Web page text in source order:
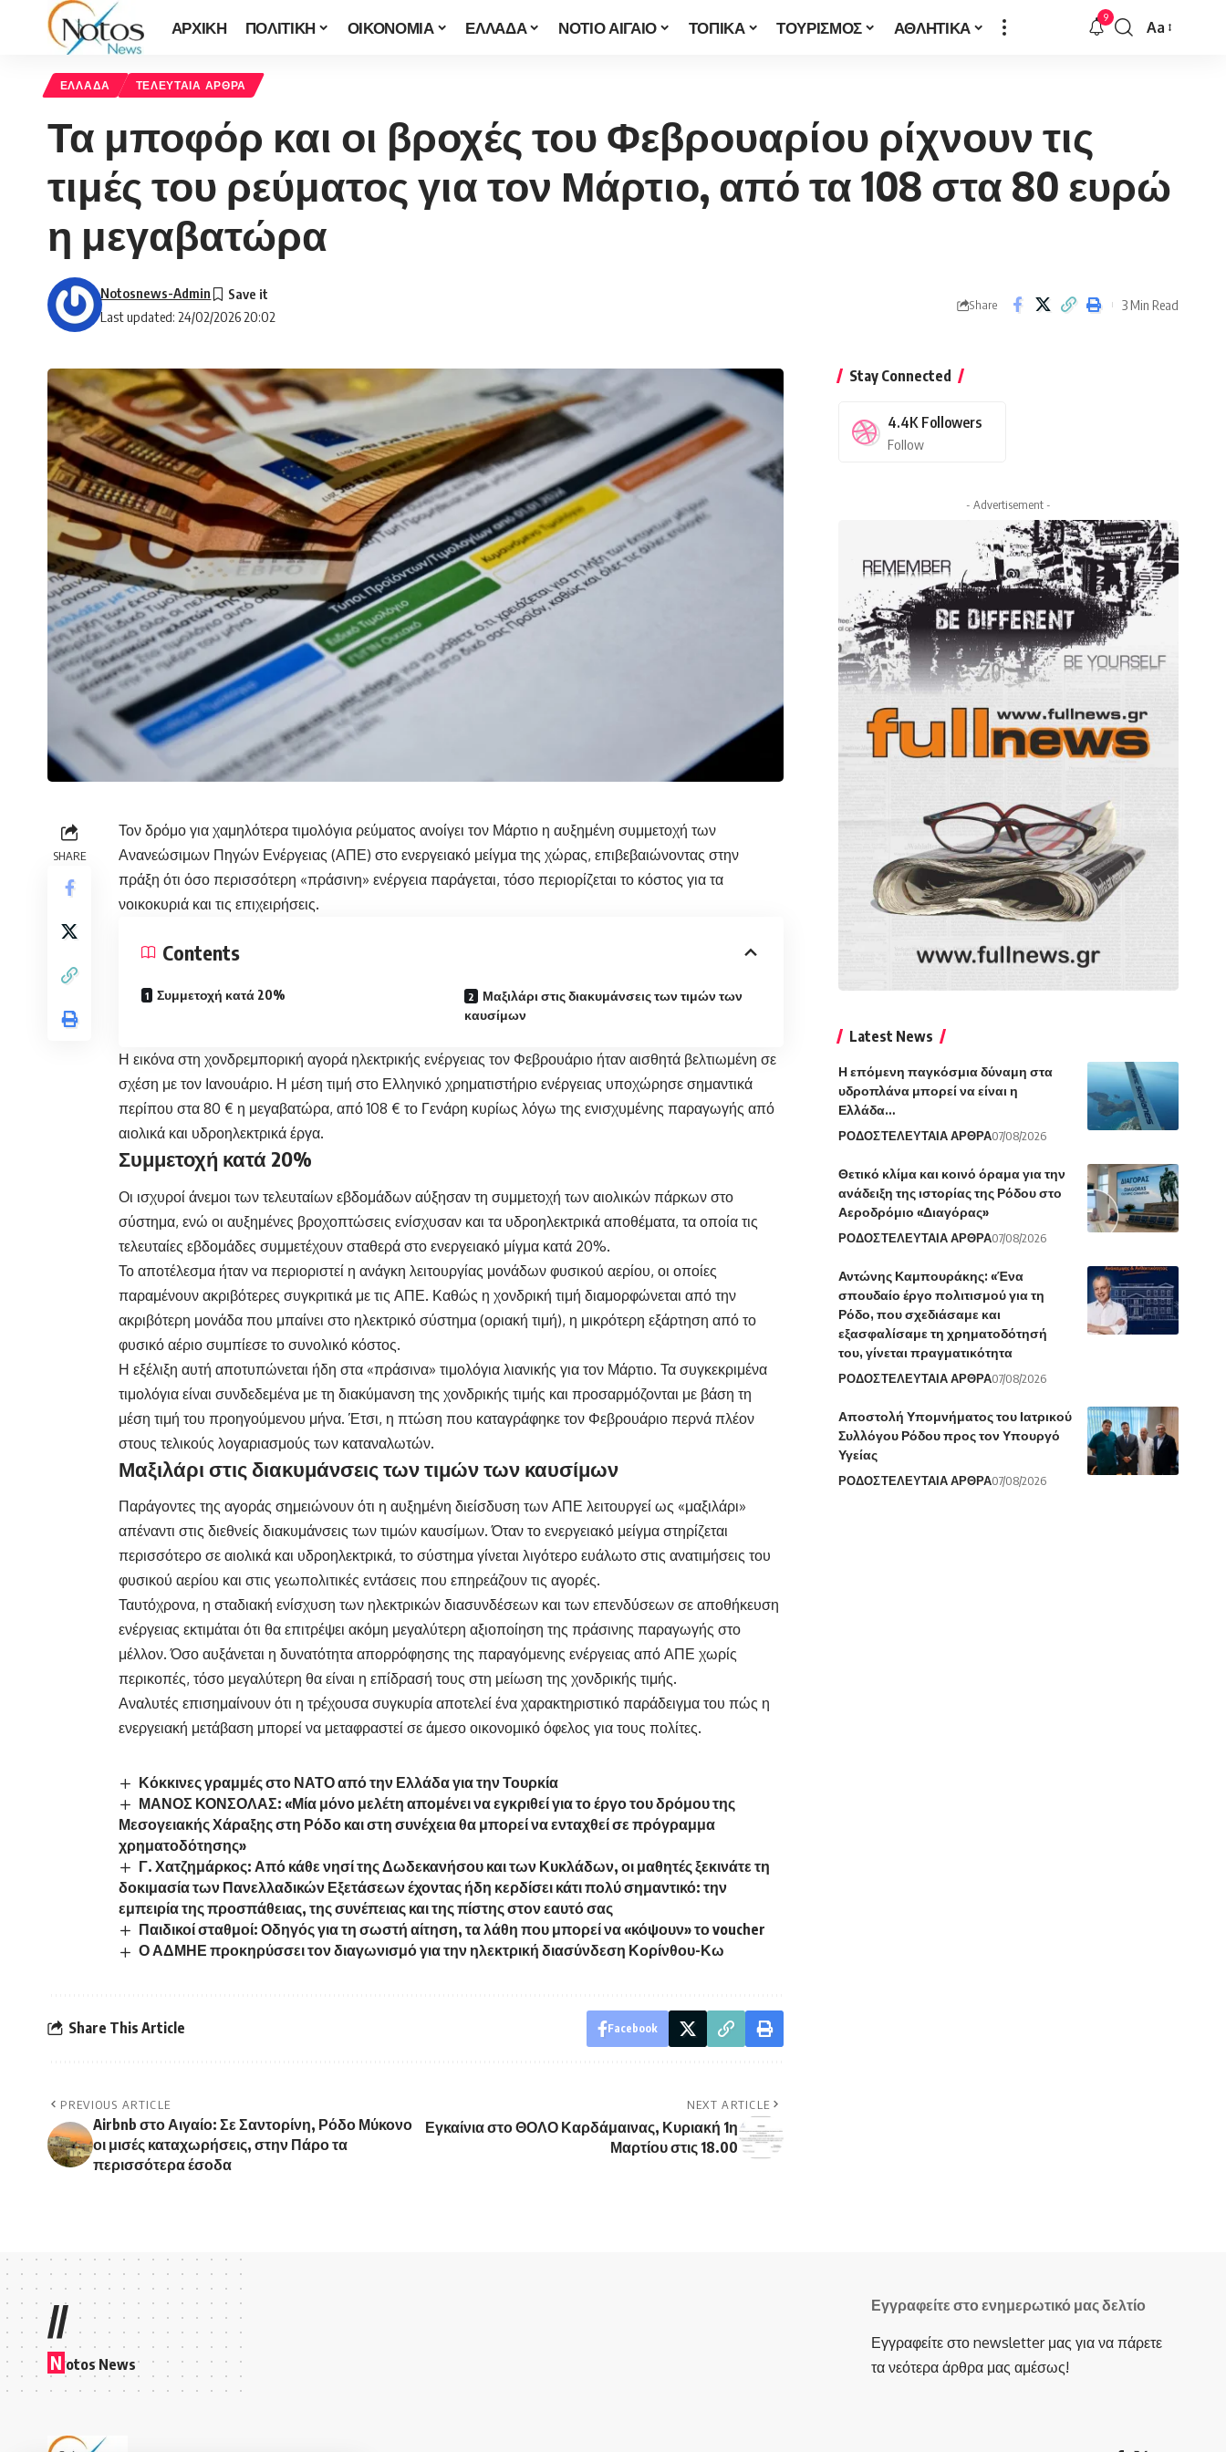
ΑΡΧΙΚΗ ΠΟΛΙΤΙΚΗ ΟΙΚΟΝΟΜΙΑ ΕΛΛΑΔΑ ΝΟΤΙΟ ΑΙΓΑΙΟ ΤΟΠΙΚΑ ΤΟΥΡΙΣΜΟΣ ΑΘΛΗΤΙΚΑ 9
Font
Aa
ΕΛΛΑΔΑ ΤΕΛΕΥΤΑΙΑ ΑΡΘΡΑ
Τα μποφόρ και οι βροχές του Φεβρουαρίου ρίχνουν τις
τιμές του ρεύματος για τον Μάρτιο, από τα 108 στα 80 ευρώ
η μεγαβατώρα
Last updated: 24/02/2026 20:02
Notosnews-Admin
Share 3 Min Read
SHARE
Τον δρόμο για χαμηλότερα τιμολόγια ρεύματος ανοίγει τον Μάρτιο η αυξημένη συμμετοχή των
Ανανεώσιμων Πηγών Ενέργειας (ΑΠΕ) στο ενεργειακό μείγμα της χώρας, επιβεβαιώνοντας στην
πράξη ότι όσο περισσότερη «πράσινη» ενέργεια παράγεται, τόσο περιορίζεται το κόστος για τα
νοικοκυριά και τις επιχειρήσεις.
Contents
Συμμετοχή κατά 20%
Μαξιλάρι στις διακυμάνσεις των τιμών των
καυσίμων
Η εικόνα στη χονδρεμπορική αγορά ηλεκτρικής ενέργειας τον Φεβρουάριο ήταν αισθητά βελτιωμένη σε
σχέση με τον Ιανουάριο. Η μέση τιμή στο Ελληνικό χρηματιστήριο ενέργειας υποχώρησε σημαντικά
περίπου στα 80 € η μεγαβατώρα, από 108 € το Γενάρη κυρίως λόγω της ενισχυμένης παραγωγής από
αιολικά και υδροηλεκτρικά έργα.
Συμμετοχή κατά 20%
Οι ισχυροί άνεμοι των τελευταίων εβδομάδων αύξησαν τη συμμετοχή των αιολικών πάρκων στο
σύστημα, ενώ οι αυξημένες βροχοπτώσεις ενίσχυσαν και τα υδροηλεκτρικά αποθέματα, τα οποία τις
τελευταίες εβδομάδες συμμετέχουν σταθερά στο ενεργειακό μίγμα κατά 20%.
Το αποτέλεσμα ήταν να περιοριστεί η ανάγκη λειτουργίας μονάδων φυσικού αερίου, οι οποίες
παραμένουν ακριβότερες συγκριτικά με τις ΑΠΕ. Καθώς η χονδρική τιμή διαμορφώνεται από την
ακριβότερη μονάδα που μπαίνει στο ηλεκτρικό σύστημα (οριακή τιμή), η μικρότερη εξάρτηση από το
φυσικό αέριο συμπίεσε το συνολικό κόστος.
Η εξέλιξη αυτή αποτυπώνεται ήδη στα «πράσινα» τιμολόγια λιανικής για τον Μάρτιο. Τα συγκεκριμένα
τιμολόγια είναι συνδεδεμένα με τη διακύμανση της χονδρικής τιμής και προσαρμόζονται με βάση τη
μέση τιμή του προηγούμενου μήνα. Έτσι, η πτώση που καταγράφηκε τον Φεβρουάριο περνά πλέον
στους τελικούς λογαριασμούς των καταναλωτών.
Μαξιλάρι στις διακυμάνσεις των τιμών των καυσίμων
Παράγοντες της αγοράς σημειώνουν ότι η αυξημένη διείσδυση των ΑΠΕ λειτουργεί ως «μαξιλάρι»
απέναντι στις διεθνείς διακυμάνσεις των τιμών καυσίμων. Όταν το ενεργειακό μείγμα στηρίζεται
περισσότερο σε αιολικά και υδροηλεκτρικά, το σύστημα γίνεται λιγότερο ευάλωτο στις ανατιμήσεις του
φυσικού αερίου και στις γεωπολιτικές εντάσεις που επηρεάζουν τις αγορές.
Ταυτόχρονα, η σταδιακή ενίσχυση των ηλεκτρικών διασυνδέσεων και των επενδύσεων σε αποθήκευση
ενέργειας εκτιμάται ότι θα επιτρέψει ακόμη μεγαλύτερη αξιοποίηση της πράσινης παραγωγής στο
μέλλον. Όσο αυξάνεται η δυνατότητα απορρόφησης της παραγόμενης ενέργειας από ΑΠΕ χωρίς
περικοπές, τόσο μεγαλύτερη θα είναι η επίδρασή τους στη μείωση της χονδρικής τιμής.
Αναλυτές επισημαίνουν ότι η τρέχουσα συγκυρία αποτελεί ένα χαρακτηριστικό παράδειγμα του πώς η
ενεργειακή μετάβαση μπορεί να μεταφραστεί σε άμεσο οικονομικό όφελος για τους πολίτες.
Κόκκινες γραμμές στο ΝΑΤΟ από την Ελλάδα για την Τουρκία
ΜΑΝΟΣ ΚΟΝΣΟΛΑΣ: «Μία μόνο μελέτη απομένει να εγκριθεί για το έργο του δρόμου της
Μεσογειακής Χάραξης στη Ρόδο και στη συνέχεια θα μπορεί να ενταχθεί σε πρόγραμμα
χρηματοδότησης»
Γ. Χατζημάρκος: Από κάθε νησί της Δωδεκανήσου και των Κυκλάδων, οι μαθητές ξεκινάτε τη
δοκιμασία των Πανελλαδικών Εξετάσεων έχοντας ήδη κερδίσει κάτι πολύ σημαντικό: την
εμπειρία της προσπάθειας, της συνέπειας και της πίστης στον εαυτό σας
Παιδικοί σταθμοί: Οδηγός για τη σωστή αίτηση, τα λάθη που μπορεί να «κόψουν» το voucher
Ο ΑΔΜΗΕ προκηρύσσει τον διαγωνισμό για την ηλεκτρική διασύνδεση Κορίνθου-Κω
Share This Article Facebook
PREVIOUS ARTICLE
Airbnb στο Αιγαίο: Σε Σαντορίνη, Ρόδο Μύκονο
οι μισές καταχωρήσεις, στην Πάρο τα
περισσότερα έσοδα
NEXT ARTICLE
Εγκαίνια στο ΘΟΛΟ Καρδάμαινας, Κυριακή 1η
Μαρτίου στις 18.00
Stay Connected
4.4K Followers
Follow
- Advertisement -
Latest News
Η επόμενη παγκόσμια δύναμη στα
υδροπλάνα μπορεί να είναι η
Ελλάδα…
ΡΟΔΟΣΤΕΛΕΥΤΑΙΑ ΑΡΘΡΑ07/08/2026
Θετικό κλίμα και κοινό όραμα για την
ανάδειξη της ιστορίας της Ρόδου στο
Αεροδρόμιο «Διαγόρας»
ΡΟΔΟΣΤΕΛΕΥΤΑΙΑ ΑΡΘΡΑ07/08/2026
Αντώνης Καμπουράκης: «Ένα
σπουδαίο έργο πολιτισμού για τη
Ρόδο, που σχεδιάσαμε και
εξασφαλίσαμε τη χρηματοδότησή
του, γίνεται πραγματικότητα
ΡΟΔΟΣΤΕΛΕΥΤΑΙΑ ΑΡΘΡΑ07/08/2026
Αποστολή Υπομνήματος του Ιατρικού
Συλλόγου Ρόδου προς τον Υπουργό
Υγείας
ΡΟΔΟΣΤΕΛΕΥΤΑΙΑ ΑΡΘΡΑ07/08/2026
//
N otos News
Εγγραφείτε στο ενημερωτικό μας δελτίο
Εγγραφείτε στο newsletter μας για να πάρετε
τα νεότερα άρθρα μας αμέσως!